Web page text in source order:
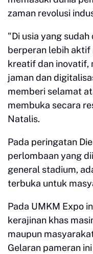
zaman revolusi
"Di usia yang sudah
berperan lebih aktif
kreatif dan inovatif,
jaman dan
memberi selamat
membuka secara
Natalis.
Pada peringatan
perlombaan yang
general stadium,
terbuka untuk
Pada UMKM Expo
kerajinan khas
maupun
Gelaran pameran